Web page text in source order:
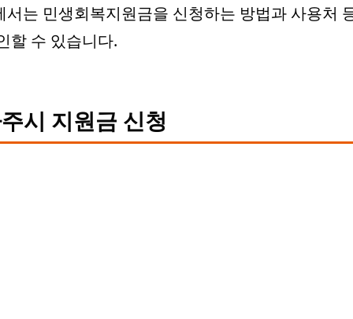
서는 민생회복지원금을 신청하는 방법과 사용처
할 수 있습니다.
시 지원금 신청